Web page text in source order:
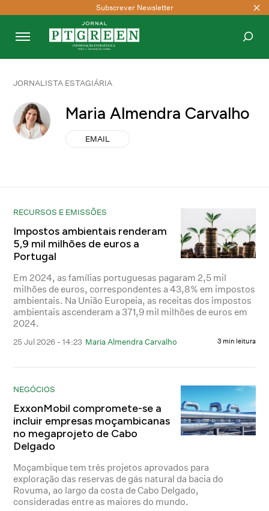
Subscrever Newsletter
JORNALISTA ESTAGIÁRIA
Maria Almendra Carvalho
EMAIL
RECURSOS E EMISSÕES
Impostos ambientais renderam
5,9 mil milhões de euros a
Portugal
Em 2024, as famílias portuguesas pagaram 2,5 mil
milhões de euros, correspondentes a 43,8% em impostos
ambientais. Na União Europeia, as receitas dos impostos
ambientais ascenderam a 371,9 mil milhões de euros em
2024.
25 Jul 2026 - 14:23 Maria Almendra Carvalho 3 min leitura
NEGÓCIOS
ExxonMobil compromete-se a
incluir empresas moçambicanas
no megaprojeto de Cabo
Delgado
Moçambique tem três projetos aprovados para
exploração das reservas de gás natural da bacia do
Rovuma, ao largo da costa de Cabo Delgado,
consideradas entre as maiores do mundo.